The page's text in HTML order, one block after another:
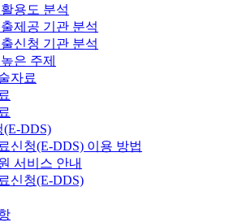
용도 분석
제공 기관 분석
신청 기관 분석
은 주제
자료
DDS)
신청(E-DDS) 이용 방법
서비스 안내
신청(E-DDS)